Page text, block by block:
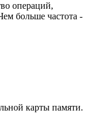
операций,
больше частота -
карты памяти.